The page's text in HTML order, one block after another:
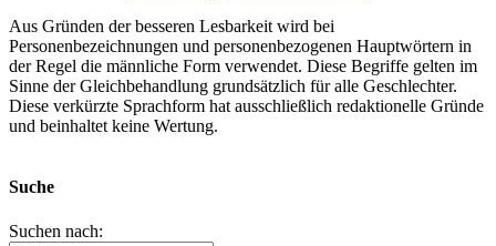
Aus Gründen der besseren Lesbarkeit wird bei
Personenbezeichnungen und personenbezogenen Hauptwörtern in
der Regel die männliche Form verwendet. Diese Begriffe gelten im
Sinne der Gleichbehandlung grundsätzlich für alle Geschlechter.
Diese verkürzte Sprachform hat ausschließlich redaktionelle Gründe
und beinhaltet keine Wertung.
Suche
Suchen nach: